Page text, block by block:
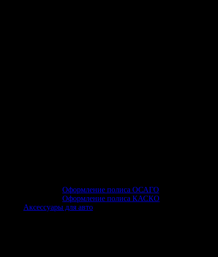
Оформление полиса ОСАГО
Оформление полиса КАСКО
Аксессуары для авто